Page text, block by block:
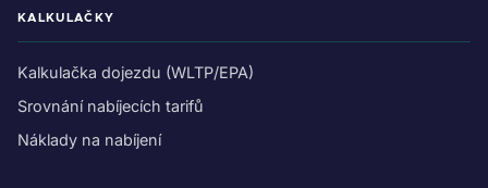
KALKULAČKY
Kalkulačka dojezdu (WLTP/EPA)
Srovnání nabíjecích tarifů
Náklady na nabíjení